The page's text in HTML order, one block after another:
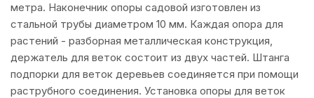
метра. Наконечник опоры садовой изготовлен из
стальной трубы диаметром 10 мм. Каждая опора для
растений - разборная металлическая конструкция,
держатель для веток состоит из двух частей. Штанга
подпорки для веток деревьев соединяется при помощи
раструбного соединения. Установка опоры для веток